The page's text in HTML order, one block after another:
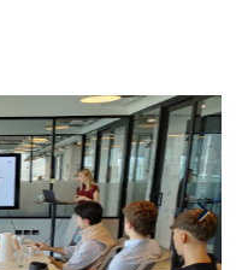
keyboard_arrow_right